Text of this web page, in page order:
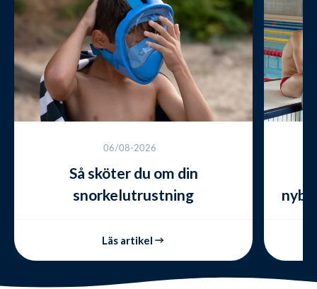
06/08-2026
Så sköter du om din
snorkelutrustning
Läs artikel